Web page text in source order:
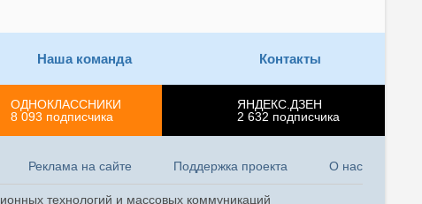
Наша команда Контакты
ОДНОКЛАССНИКИ
8 093 подписчика
ЯНДЕКС.ДЗЕН
2 632 подписчика
Реклама на сайте Поддержка проекта О нас
технологий и массовых коммуникаций